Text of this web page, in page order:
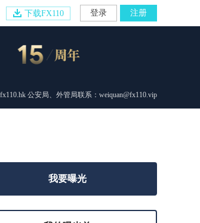
登录 注册
下载FX110
公安局、外管局联系：weiquan@fx110.vip
我要曝光